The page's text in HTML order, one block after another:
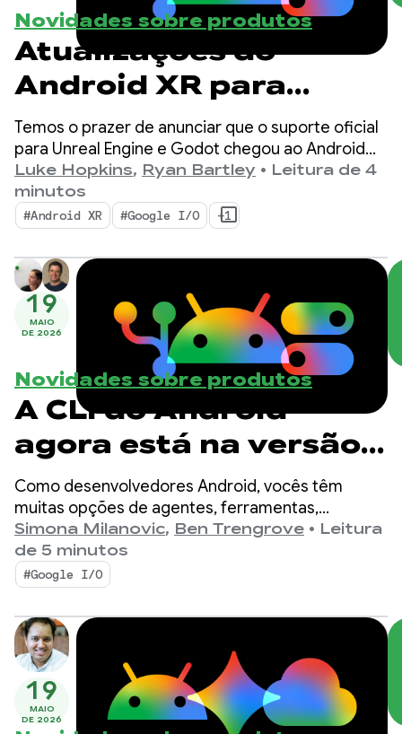
Novidades sobre produtos
Atualizações do
Android XR para
Unity, Unreal e Godot
Temos o prazer de anunciar que o suporte oficial
para Unreal Engine e Godot chegou ao Android
XR. Também estamos lançando novas
ferramentas projetadas para aumentar sua
produtividade e ativar novos recursos de XR: o
Android XR Engine Hub e o Android XR Interaction
Framework.
Luke Hopkins, Ryan Bartley • Leitura de 4
minutos
#Android XR #Google I/O +1
19
MAIO
DE 2026
Novidades sobre produtos
A CLI do Android
agora está na versão
estável 1.0: acelere o
desenvolvimento para
Android usando
qualquer agente
Como desenvolvedores Android, vocês têm
muitas opções de agentes, ferramentas,
interfaces de linha de comando (CLI) e LLMs para
usar no desenvolvimento de apps.
Simona Milanovic, Ben Trengrove • Leitura
de 5 minutos
#Google I/O
19
MAIO
DE 2026